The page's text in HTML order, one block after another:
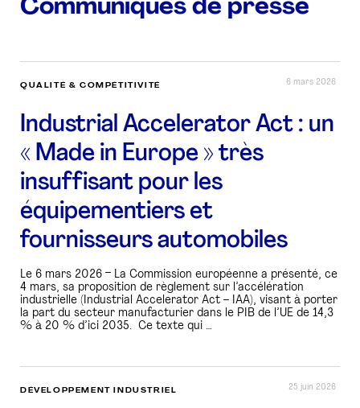
Communiqués de presse
QUALITÉ & COMPÉTITIVITÉ 6 mars 2026
Industrial Accelerator Act : un
« Made in Europe » très
insuffisant pour les
équipementiers et
fournisseurs automobiles
Le 6 mars 2026 – La Commission européenne a présenté, ce
4 mars, sa proposition de règlement sur l’accélération
industrielle (Industrial Accelerator Act – IAA), visant à porter
la part du secteur manufacturier dans le PIB de l’UE de 14,3
% à 20 % d’ici 2035. Ce texte qui …
DÉVELOPPEMENT INDUSTRIEL 25 juin 2026